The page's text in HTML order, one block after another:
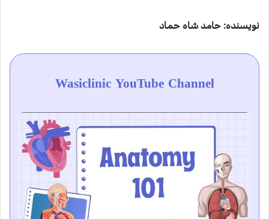
نویسنده: حامد شاه حماد
Wasiclinic YouTube Channel